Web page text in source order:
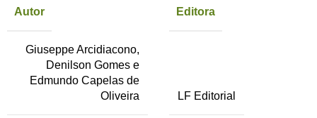
Autor
Giuseppe Arcidiacono,
Denilson Gomes e
Edmundo Capelas de
Oliveira
Editora
LF Editorial